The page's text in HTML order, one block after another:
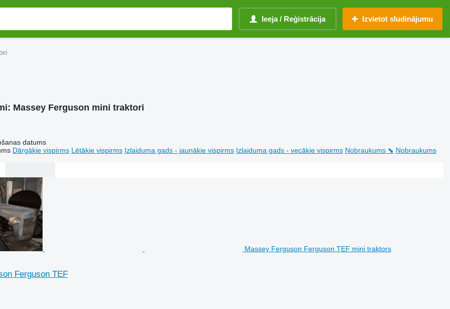
Ieeja / Reģistrācija Izvietot sludinājumu
Massey Ferguson mini traktori
datums
Dārgākie vispirms Lētākie vispirms Izlaiduma gads - jaunākie vispirms Izlaiduma gads - vecākie vispirms Nobraukums ⬊ Nobraukums
Massey Ferguson Ferguson TEF mini traktors
Ferguson TEF